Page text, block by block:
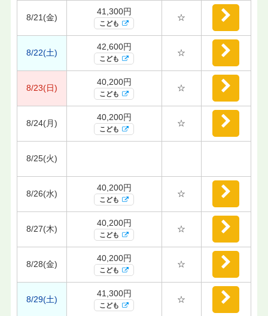
8/21(金)
41,300円
こども
☆
8/22(土)
42,600円
こども
☆
8/23(日)
40,200円
こども
☆
8/24(月)
40,200円
こども
☆
8/25(火)
8/26(水)
40,200円
こども
☆
8/27(木)
40,200円
こども
☆
8/28(金)
40,200円
こども
☆
8/29(土)
41,300円
こども
☆